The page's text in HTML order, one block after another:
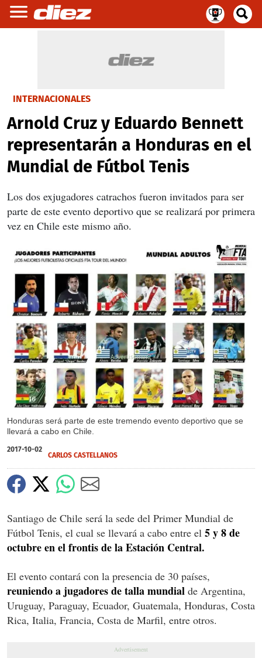
INTERNACIONALES
Arnold Cruz y Eduardo Bennett
representarán a Honduras en el
Mundial de Fútbol Tenis
Los dos exjugadores catrachos fueron invitados para ser
parte de este evento deportivo que se realizará por primera
vez en Chile este mismo año.
Honduras será parte de este tremendo evento deportivo que se
llevará a cabo en Chile.
X
2017-10-02
CARLOS CASTELLANOS
Santiago de Chile será la sede del Primer Mundial de
Fútbol Tenis, el cual se llevará a cabo entre el 5 y 8 de
octubre en el frontis de la Estación Central.
El evento contará con la presencia de 30 países,
reuniendo a jugadores de talla mundial de Argentina,
Uruguay, Paraguay, Ecuador, Guatemala, Honduras, Costa
Rica, Italia, Francia, Costa de Marfil, entre otros.